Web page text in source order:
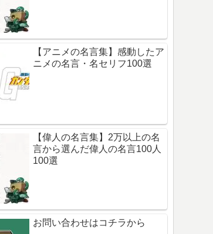
【アニメの名言集】感動したア
ニメの名言・名セリフ100選
【偉人の名言集】2万以上の名
言から選んだ偉人の名言100人
100選
お問い合わせはコチラから